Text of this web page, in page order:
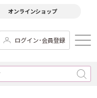
オンラインショップ
ログイン･会員登録